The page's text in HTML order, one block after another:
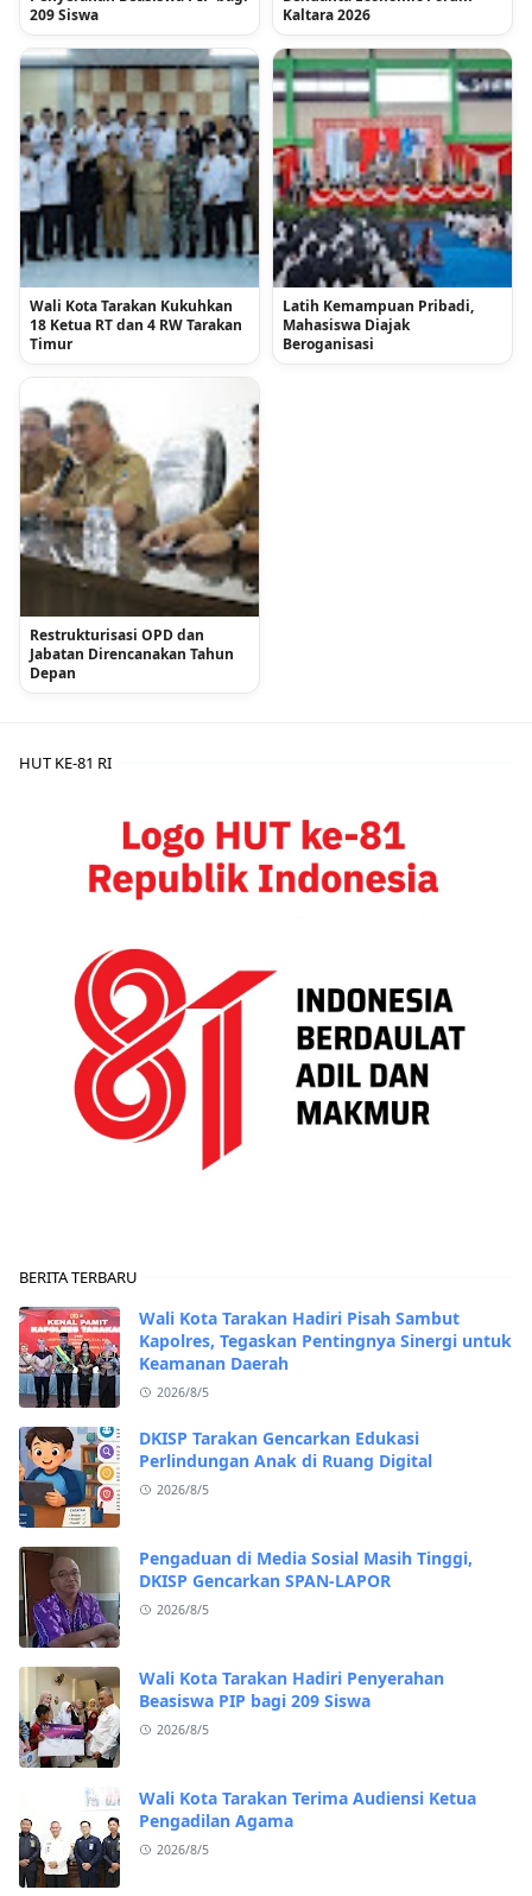
209 Siswa
Kaltara 2026
Wali Kota Tarakan Kukuhkan
18 Ketua RT dan 4 RW Tarakan
Timur
Latih Kemampuan Pribadi,
Mahasiswa Diajak
Beroganisasi
Restrukturisasi OPD dan
Jabatan Direncanakan Tahun
Depan
HUT KE-81 RI
BERITA TERBARU
Wali Kota Tarakan Hadiri Pisah Sambut
Kapolres, Tegaskan Pentingnya Sinergi untuk
Keamanan Daerah
2026/8/5
DKISP Tarakan Gencarkan Edukasi
Perlindungan Anak di Ruang Digital
2026/8/5
Pengaduan di Media Sosial Masih Tinggi,
DKISP Gencarkan SPAN-LAPOR
2026/8/5
Wali Kota Tarakan Hadiri Penyerahan
Beasiswa PIP bagi 209 Siswa
2026/8/5
Wali Kota Tarakan Terima Audiensi Ketua
Pengadilan Agama
2026/8/5